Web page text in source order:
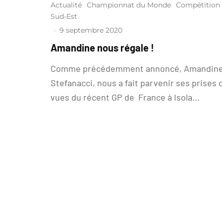
Actualité Championnat du Monde Compétition
Sud-Est
· 9 septembre 2020
Amandine nous régale !
Comme précédemment annoncé,
Stefanacci, nous a fait parvenir ses prises
vues du récent GP de France à Isola...